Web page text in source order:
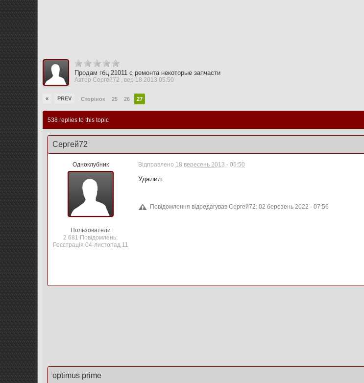
Продам гбц 21011 с ремонта некоторые запчасти
АвторСергей72 , вер 18 2013 05:50
« PREV Сторінок 25 26 27
538 replies to this topic
Сергей72
Одноклубник
Пользователи
2 681 Повідомлень:
Реєстрація 04-листопад 11
Відправлено 18 вересень 2013 - 05:50
Удалил.
Повідомлення відредагував Сергей72: 02 березень 2022 - 07:56
optimus prime